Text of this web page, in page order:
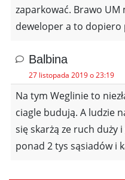
zaparkować. Brawo
deweloper a to dopiero
Balbina
27 listopada 2019 o 23:19
Na tym Weglinie to
ciagle budują. A ludzie
się skarżą ze ruch duży
ponad 2 tys sąsiadów i